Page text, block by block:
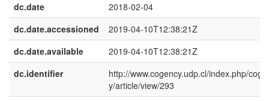
dc.date
2018-02-04
dc.date.accessioned
2019-04-10T12:38:21Z
dc.date.available
2019-04-10T12:38:21Z
dc.identifier
http://www.cogency.udp.cl/index.php/
y/article/view/293